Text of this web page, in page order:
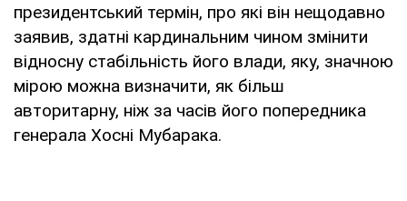
президентський термін, про які він нещодавно
заявив, здатні кардинальним чином змінити
відносну стабільність його влади, яку, значною
мірою можна визначити, як більш
авторитарну, ніж за часів його попередника
генерала Хосні Мубарака.